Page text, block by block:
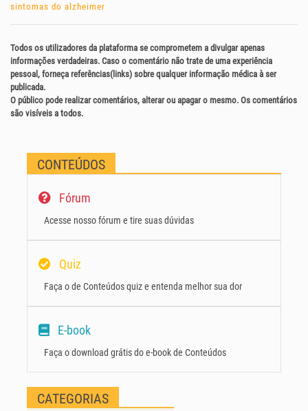
sintomas do alzheimer
Todos os utilizadores da plataforma se comprometem a divulgar apenas
informações verdadeiras. Caso o comentário não trate de uma experiência
pessoal, forneça referências(links) sobre qualquer informação médica à ser
publicada.
O público pode realizar comentários, alterar ou apagar o mesmo. Os comentários
são visíveis a todos.
CONTEÚDOS
Fórum
Acesse nosso fórum e tire suas dúvidas
Quiz
Faça o de Conteúdos quiz e entenda melhor sua dor
E-book
Faça o download grátis do e-book de Conteúdos
CATEGORIAS